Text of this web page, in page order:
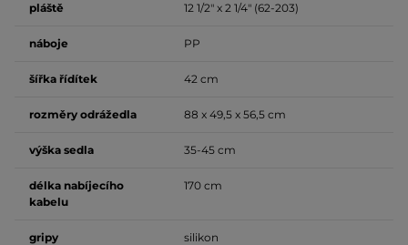
pláště 12 1/2" x 2 1/4" (62-203)
náboje PP
šířka řídítek 42 cm
rozměry odrážedla 88 x 49,5 x 56,5 cm
výška sedla 35-45 cm
délka nabíjecího
kabelu
170 cm
gripy silikon